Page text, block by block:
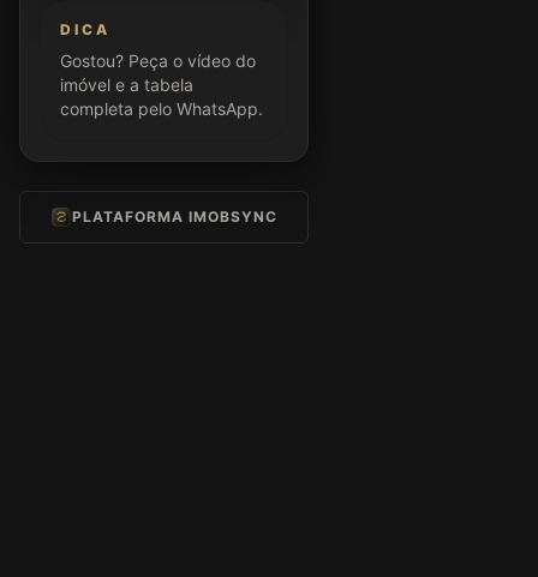
DICA
Gostou? Peça o vídeo do
imóvel e a tabela
completa pelo WhatsApp.
PLATAFORMA IMOBSYNC